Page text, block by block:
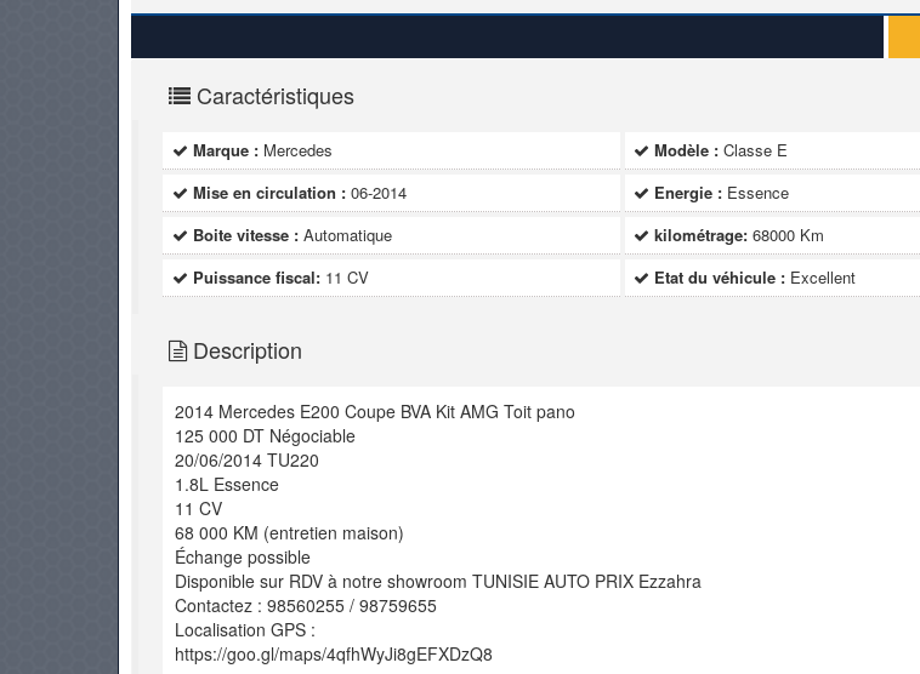
Caractéristiques
Marque : Mercedes Modèle : Classe E
Mise en circulation : 06-2014 Energie : Essence
Boite vitesse : Automatique kilométrage: 68000 Km
Puissance fiscal: 11 CV Etat du véhicule : Excellent
Description
2014 Mercedes E200 Coupe BVA Kit AMG Toit pano
125 000 DT Négociable
20/06/2014 TU220
1.8L Essence
11 CV
68 000 KM (entretien maison)
Échange possible
Disponible sur RDV à notre showroom TUNISIE AUTO PRIX Ezzahra
Contactez : 98560255 / 98759655
Localisation GPS :
https://goo.gl/maps/4qfhWyJi8gEFXDzQ8